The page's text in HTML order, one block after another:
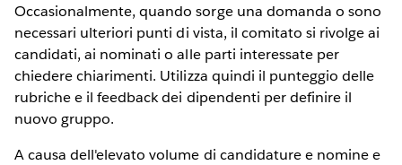
Occasionalmente, quando sorge una domanda o sono
necessari ulteriori punti di vista, il comitato si rivolge ai
candidati, ai nominati o alle parti interessate per
chiedere chiarimenti. Utilizza quindi il punteggio delle
rubriche e il feedback dei dipendenti per definire il
nuovo gruppo.
A causa dell'elevato volume di candidature e nomine e